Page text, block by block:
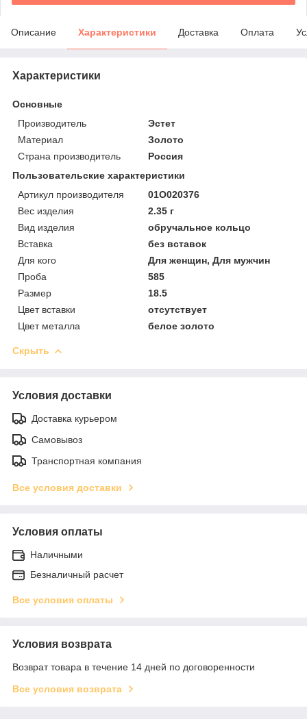
Описание Характеристики Доставка Оплата
Характеристики
Основные
Производитель
Эстет
Материал
Золото
Страна производитель
Россия
Пользовательские характеристики
Артикул производителя
01О020376
Вес изделия
2.35 г
Вид изделия
обручальное кольцо
Вставка
без вставок
Для кого
Для женщин, Для мужчин
Проба
585
Размер
18.5
Цвет вставки
отсутствует
Цвет металла
белое золото
Скрыть
Условия доставки
Доставка курьером
Самовывоз
Транспортная компания
Все условия доставки
Условия оплаты
Наличными
Безналичный расчет
Все условия оплаты
Условия возврата
Возврат товара в течение 14 дней по договоренности
Все условия возврата